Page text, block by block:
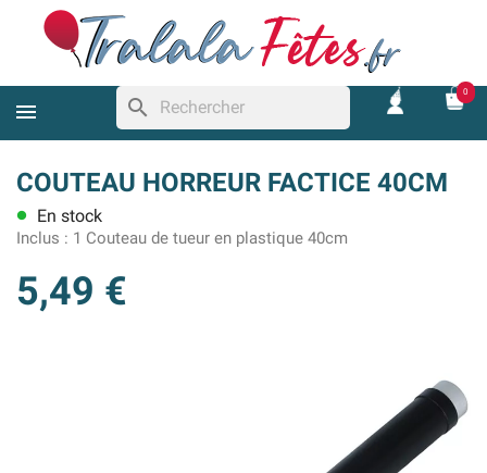
search
0
COUTEAU HORREUR FACTICE 40CM
lens En stock
Inclus : 1 Couteau de tueur en plastique 40cm
5,49 €